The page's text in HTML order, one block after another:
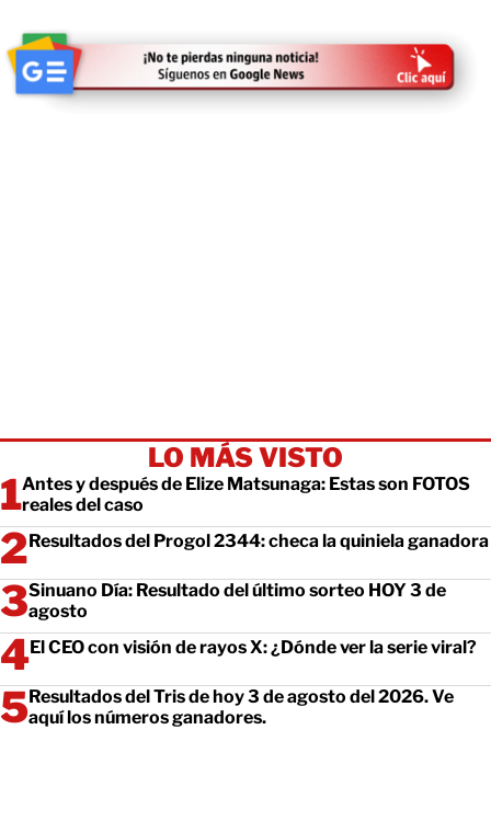
LO MÁS VISTO
Antes y después de Elize Matsunaga: Estas son FOTOS
reales del caso
Resultados del Progol 2344: checa la quiniela ganadora
Sinuano Día: Resultado del último sorteo HOY 3 de
agosto
El CEO con visión de rayos X: ¿Dónde ver la serie viral?
Resultados del Tris de hoy 3 de agosto del 2026. Ve
aquí los números ganadores.